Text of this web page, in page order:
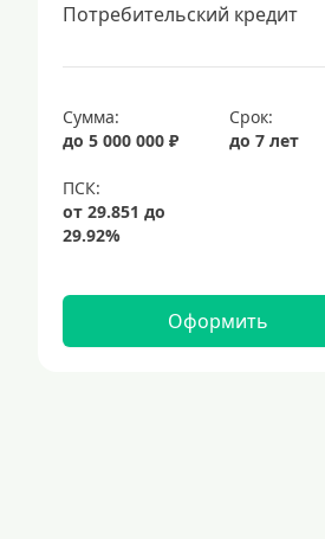
Потребительский кредит
Сумма:
до 5 000 000 ₽
Срок:
до 7 лет
Оформить